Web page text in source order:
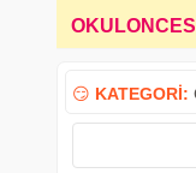
😏 KATEGORİ: